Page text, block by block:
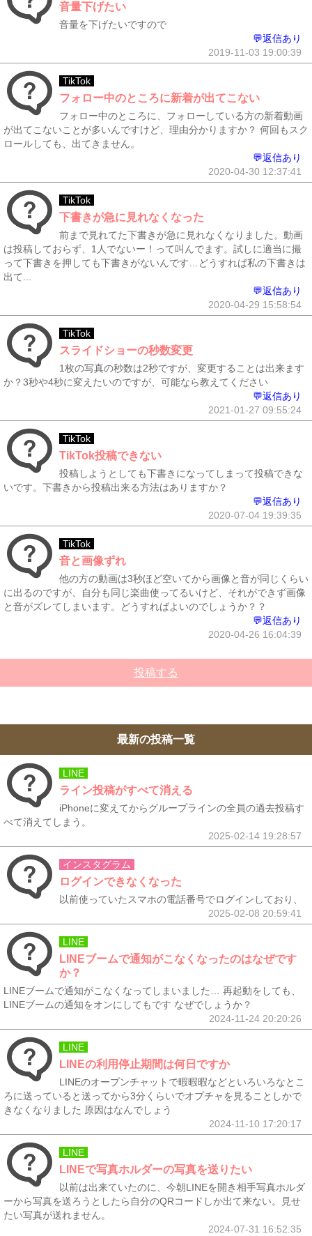
音量下げたい
音量を下げたいですので
💬返信あり
2019-11-03 19:00:39
TikTok
フォロー中のところに新着が出てこない
フォロー中のところに、フォローしている方の新着動画
が出てこないことが多いんですけど、理由分かりますか？ 何回もスク
ロールしても、出てきません。
💬返信あり
2020-04-30 12:37:41
TikTok
下書きが急に見れなくなった
前まで見れてた下書きが急に見れなくなりました。動画
は投稿しておらず、1人でないー！って叫んでます。試しに適当に撮
って下書きを押しても下書きがないんです…どうすれば私の下書きは
出て...
💬返信あり
2020-04-29 15:58:54
TikTok
スライドショーの秒数変更
1枚の写真の秒数は2秒ですが、変更することは出来ます
か？3秒や4秒に変えたいのですが、可能なら教えてください
💬返信あり
2021-01-27 09:55:24
TikTok
TikTok投稿できない
投稿しようとしても下書きになってしまって投稿できな
いです。下書きから投稿出来る方法はありますか？
💬返信あり
2020-07-04 19:39:35
TikTok
音と画像ずれ
他の方の動画は3秒ほど空いてから画像と音が同じくらい
に出るのですが、自分も同じ楽曲使ってるいけど、それができず画像
と音がズレてしまいます。どうすればよいのでしょうか？？
💬返信あり
2020-04-26 16:04:39
投稿する
最新の投稿一覧
LINE
ライン投稿がすべて消える
iPhoneに変えてからグループラインの全員の過去投稿す
べて消えてしまう。
2025-02-14 19:28:57
インスタグラム
ログインできなくなった
以前使っていたスマホの電話番号でログインしており、
2025-02-08 20:59:41
LINE
LINEブームで通知がこなくなったのはなぜです
か？
LINEブームで通知がこなくなってしまいました… 再起動をしても、
LINEブームの通知をオンにしてもです なぜでしょうか？
2024-11-24 20:20:26
LINE
LINEの利用停止期間は何日ですか
LINEのオープンチャットで暇暇暇などといろいろなとこ
ろに送っていると送ってから3分くらいでオプチャを見ることしかで
きなくなりました 原因はなんでしょう
2024-11-10 17:20:17
LINE
LINEで写真ホルダーの写真を送りたい
以前は出来ていたのに、今朝LINEを開き相手写真ホルダ
ーから写真を送ろうとしたら自分のQRコードしか出て来ない。見せ
たい写真が送れません。
2024-07-31 16:52:35